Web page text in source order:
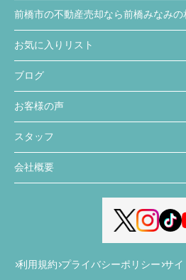
前橋市の不動産売却なら前橋みなみ
お気に入りリスト
ブログ
お客様の声
スタッフ
会社概要
利用規約 プライバシーポリシー サイ